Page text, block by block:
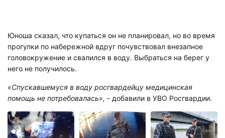
Юноша сказал, что купаться он не планировал, но во время
прогулки по набережной вдруг почувствовал внезапное
головокружение и свалился в воду. Выбраться на берег у
него не получилось.
«Спускавшемуся в воду росгвардейцу медицинская
помощь не потребовалась», - добавили в УВО Росгвардии.